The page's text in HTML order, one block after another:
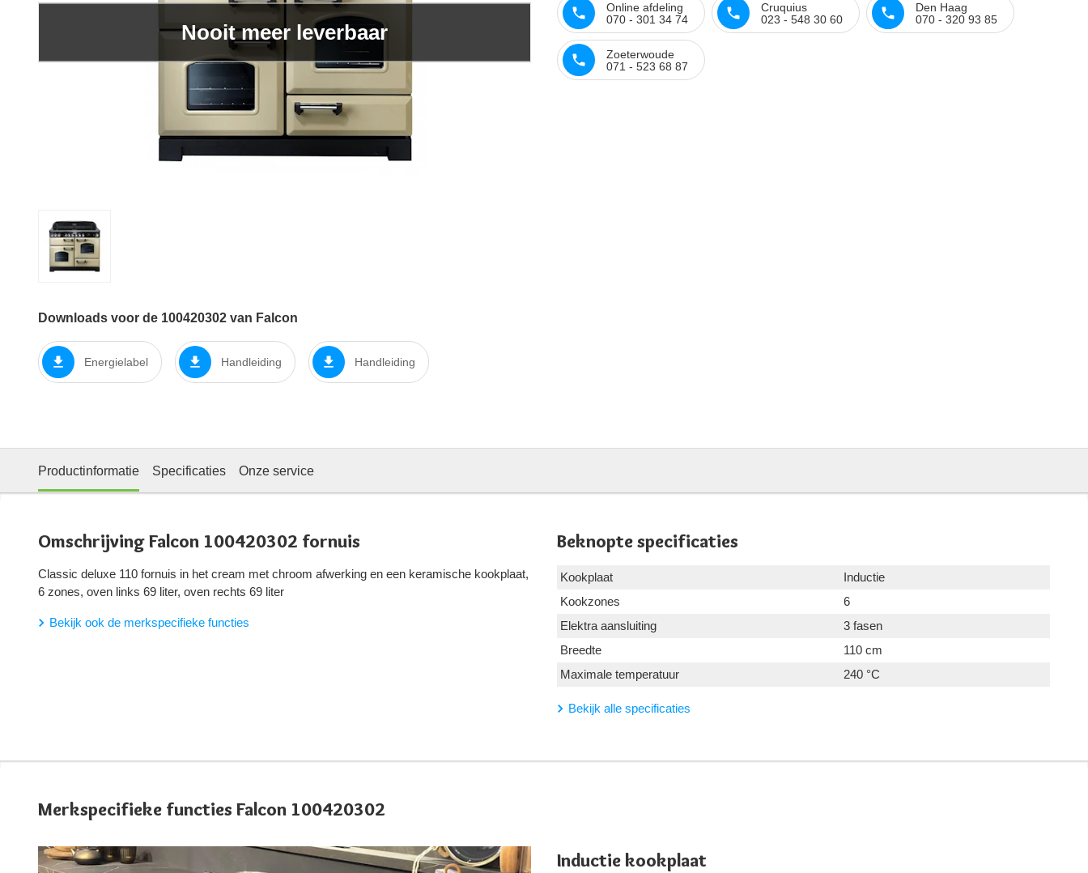
Nooit meer leverbaar
Downloads voor de 100420302 van Falcon
Energielabel Handleiding Handleiding
Online afdeling
070 - 301 34 74
Cruquius
023 - 548 30 60
Den Haag
070 - 320 93 85
Zoeterwoude
071 - 523 68 87
Productinformatie Specificaties Onze service
Omschrijving Falcon 100420302 fornuis
Classic deluxe 110 fornuis in het cream met chroom afwerking en een keramische kookplaat,
6 zones, oven links 69 liter, oven rechts 69 liter
Bekijk ook de merkspecifieke functies
Beknopte specificaties
Kookplaat
Inductie
Kookzones
6
Elektra aansluiting
3 fasen
Breedte
110 cm
Maximale temperatuur
240 °C
Bekijk alle specificaties
Merkspecifieke functies Falcon 100420302
Inductie kookplaat